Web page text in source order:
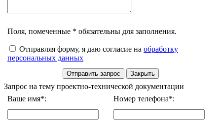
Поля, помеченные * обязательны для заполнения.
Отправляя форму, я даю согласие на обработку
персональных данных
Запрос на тему проектно-технической документации
Ваше имя*:
Номер телефона*: